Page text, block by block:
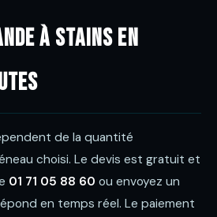
à Stains en
de la quantité
choisi. Le devis est gratuit et
01 71 05 88 60 ou envoyez un
en temps réel. Le paiement